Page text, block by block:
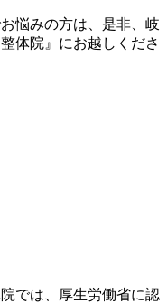
悩みの方は、是非、岐
体院』にお越しくださ
では、厚生労働省に認